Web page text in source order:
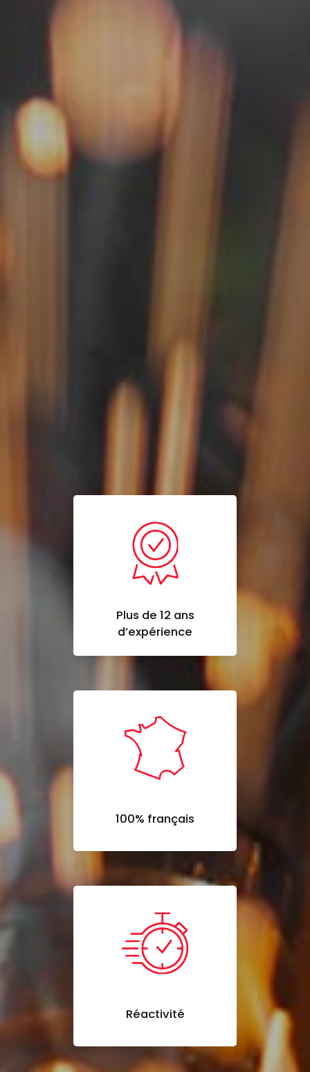
Plus de 12 ans
d’expérience
100% français
Réactivité